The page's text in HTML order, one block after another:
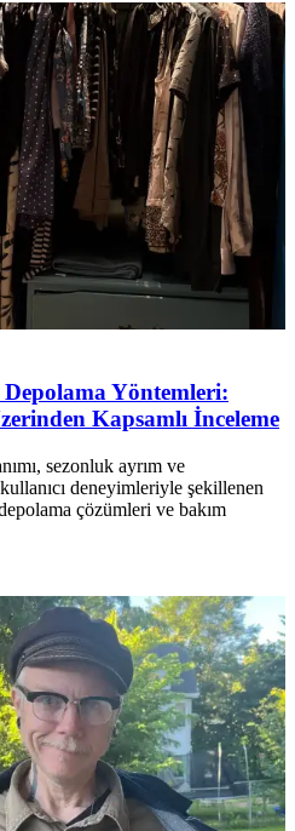
Depolama Yöntemleri:
Kapsamlı İnceleme
sezonluk ayrım ve
deneyimleriyle şekillenen
çözümleri ve bakım